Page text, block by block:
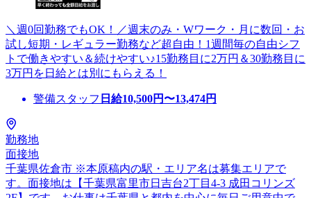
＼週0回勤務でもOK！／週末のみ・Wワーク・月に数回・お
試し短期・レギュラー勤務など超自由！1週間毎の自由シフ
トで働きやすい＆続けやすい♪15勤務目に2万円＆30勤務目に
3万円を日給とは別にもらえる！
警備スタッフ 日給10,500円〜13,474円
勤務地
面接地
千葉県佐倉市 ※本原稿内の駅・エリア名は募集エリアで
す。面接地は【千葉県富里市日吉台2丁目4-3 成田コリンズ